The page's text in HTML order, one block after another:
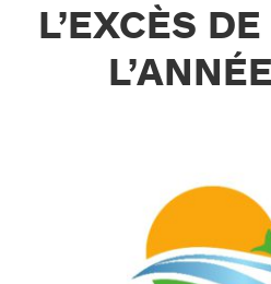
L’EXCÈS